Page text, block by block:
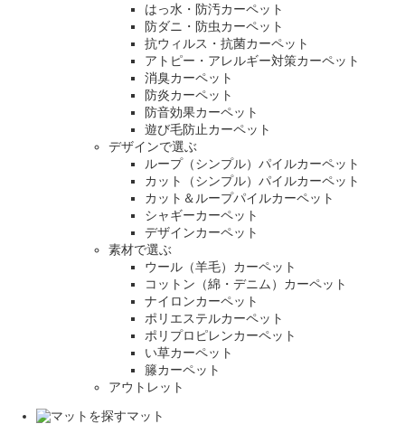
はっ水・防汚カーペット
防ダニ・防虫カーペット
抗ウィルス・抗菌カーペット
アトピー・アレルギー対策カーペット
消臭カーペット
防炎カーペット
防音効果カーペット
遊び毛防止カーペット
デザインで選ぶ
ループ（シンプル）パイルカーペット
カット（シンプル）パイルカーペット
カット＆ループパイルカーペット
シャギーカーペット
デザインカーペット
素材で選ぶ
ウール（羊毛）カーペット
コットン（綿・デニム）カーペット
ナイロンカーペット
ポリエステルカーペット
ポリプロピレンカーペット
い草カーペット
籐カーペット
アウトレット
マット